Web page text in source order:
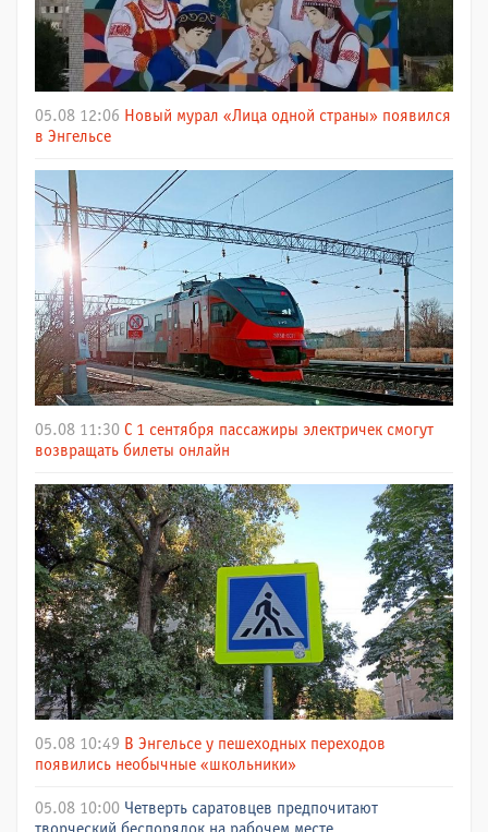
05.08 12:06 Новый мурал «Лица одной страны» появился
в Энгельсе
05.08 11:30 С 1 сентября пассажиры электричек смогут
возвращать билеты онлайн
05.08 10:49 В Энгельсе у пешеходных переходов
появились необычные «школьники»
05.08 10:00 Четверть саратовцев предпочитают